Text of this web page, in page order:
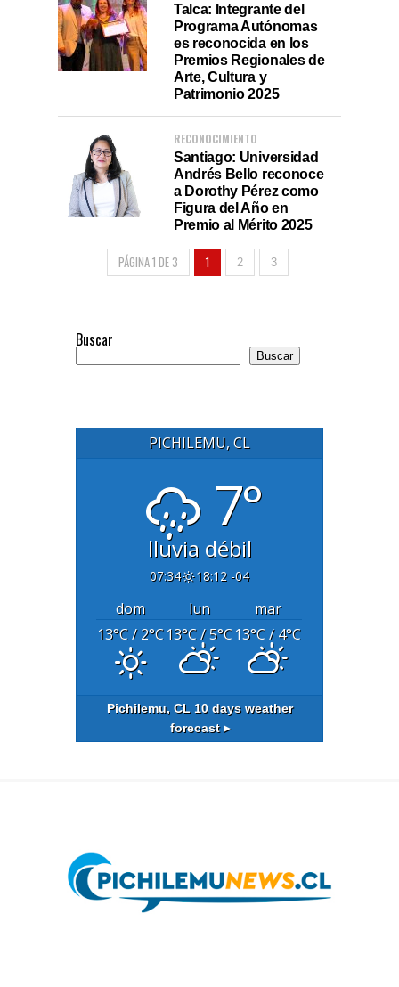
Talca: Integrante del
Programa Autónomas
es reconocida en los
Premios Regionales de
Arte, Cultura y
Patrimonio 2025
RECONOCIMIENTO
Santiago: Universidad
Andrés Bello reconoce
a Dorothy Pérez como
Figura del Año en
Premio al Mérito 2025
PÁGINA 1 DE 3 1 2 3
Buscar
Buscar
PICHILEMU, CL
7°
lluvia débil
07:34 18:12 -04
dom lun
mar
13°C/ 2°C13°C/ 5°C13°C/ 4°C
Pichilemu, CL10 days weather
forecast ▸